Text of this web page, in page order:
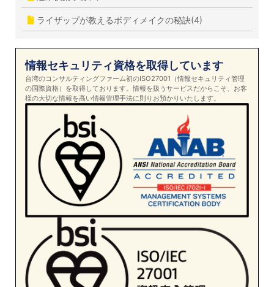
ライザップが教えるボディメイクの秘訣(4)
情報セキュリティ資格を取得しています
台湾のコンサルティングファーム初のISO27001（情報セキュリティ管理
の国際資格）を取得しております。情報を扱うサービスだからこそ、お客
様の大切な情報を高い情報管理手法に則りお預かりいたします。